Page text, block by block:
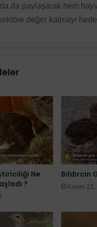
da paylaşarak hem
değer katmayı
Ne
?
Bıldırcın
Kasım